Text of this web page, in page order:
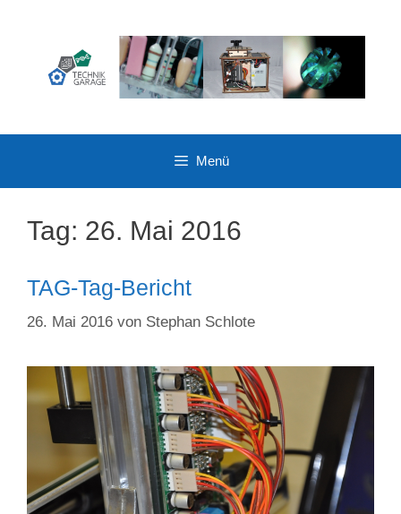
Menü
Tag: 26. Mai 2016
TAG-Tag-Bericht
26. Mai 2016 von Stephan Schlote